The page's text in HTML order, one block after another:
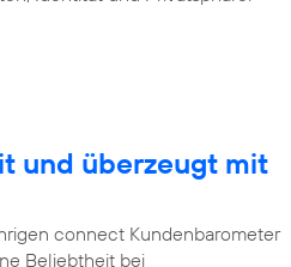
und überzeugt mit
connect Kundenbarometer
Beliebtheit bei